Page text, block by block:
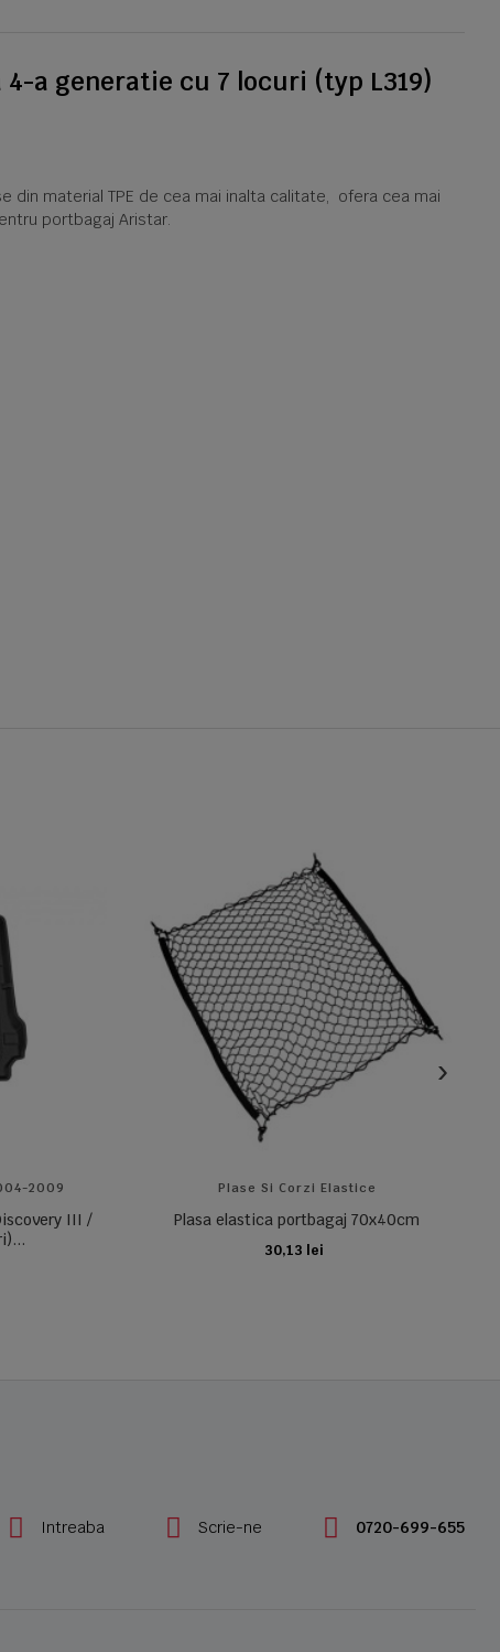
a generatie cu 7 locuri (typ L319)
material TPE de cea mai inalta calitate, ofera cea mai
portbagaj Aristar.
2009
III /
Plase Si Corzi Elastice
Plasa elastica portbagaj 70x40cm
30,13 lei
ADAUGA IN COS
Intreaba Scrie-ne 0720-699-655